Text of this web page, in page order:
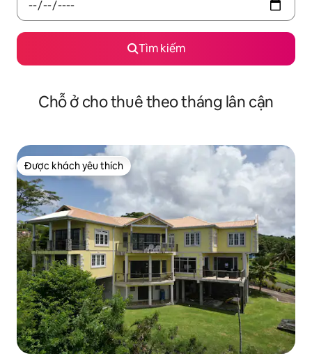
Tìm kiếm
Chỗ ở cho thuê theo tháng lân cận
Được khách yêu thích
Được khách yêu thích